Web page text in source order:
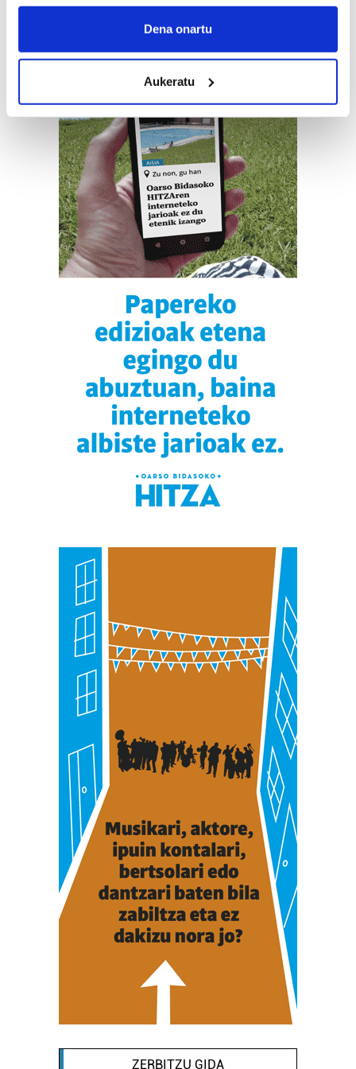
If you allow, we would also like to:
Collect information about your geographical
meters
Identify your device by actively scanning it for
specific characteristics (fingerprinting)
Find out more about how your personal data is processed
and set your preferences in thedetails section.
Guk eta gure bazkideek zure datu pertsonalak
prozesatzen ditugu, zure IP zenbakia, besteak beste,
teknologia erabiliz, cookieak adibidez, iragarki eta eduki
pertsonalizatuak eskaintzeko, iragarkiak eta edukia
neurtzeko, jendeari buruzko informazioa biltzeko eta
produktuak garatzeko. Zure datuak nork eta zertarako
erabiltzen dituen hauta dezakezu.
Bazkide batzuek ez dizute baimenik eskatzen, eta beren
interes komertzial legitimoetan babesten dira. Ikusi gure
bazkideen zerrenda, beren ustez zein helburutarako
duten interes legitimoa eta horren aurka nola egin
dezakezun ikusteko.
Lortu zure datu pertsonalak prozesatzeko moduari
datuen atalean. Edozein unetan alda edo ken dezakezu
zure baimena Cookieen adierazpenean.
Webgune honek cookie propioak eta hirugarrenen cookie-
fitxategiak erabiltzen ditu. Zure esperientzia eta
zerbitzuak hobetzeko asmoz, cookie teknologiaz
baliatzen gara. Ohar hau onartuz gero, teknologia hori
erabiltzeko baimen esplizitua ematen diguzu. Gehiago
Dena onartu
Aukeratu
ZERBITZU GIDA